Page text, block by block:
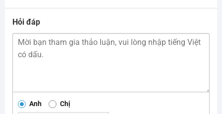
Hỏi đáp
Anh Chị